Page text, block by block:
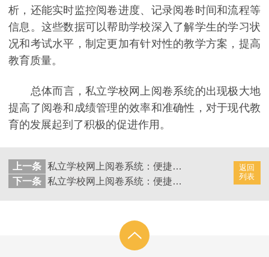
析，还能实时监控阅卷进度、记录阅卷时间和流程等
信息。这些数据可以帮助学校深入了解学生的学习状
况和考试水平，制定更加有针对性的教学方案，提高
教育质量。
总体而言，私立学校网上阅卷系统的出现极大地
提高了阅卷和成绩管理的效率和准确性，对于现代教
育的发展起到了积极的促进作用。
返回
列表
上一条
私立学校网上阅卷系统：便捷在线成绩管理，高效管理学业信息
下一条
私立学校网上阅卷系统：便捷在线评分系统